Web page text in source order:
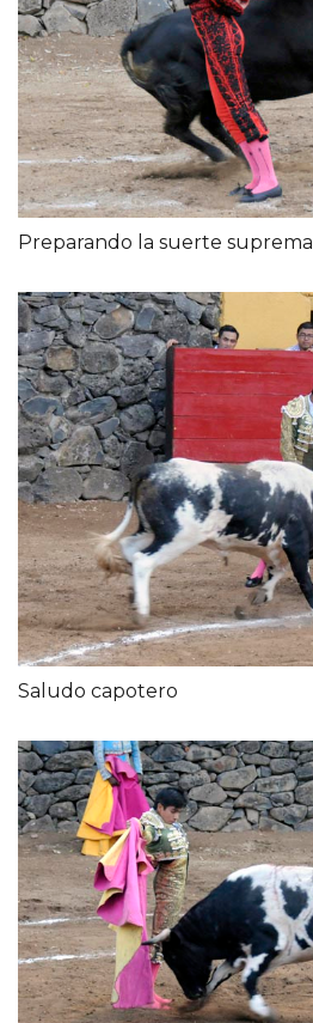
Preparando la suerte suprema
Saludo capotero